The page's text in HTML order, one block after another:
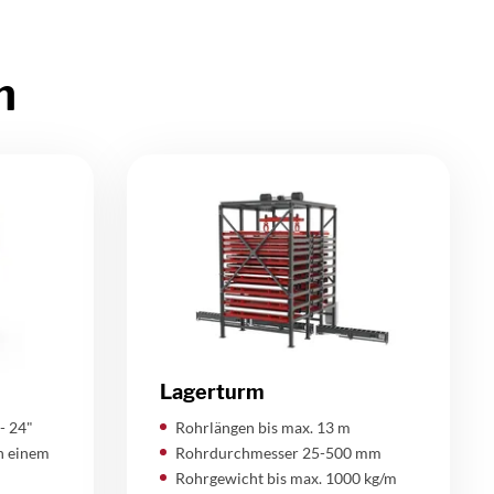
24"
einem
Lagerturm
Rohrlängen bis max. 13 m
Rohrdurchmesser 25-500 mm
Rohrgewicht bis max. 1000 kg/m